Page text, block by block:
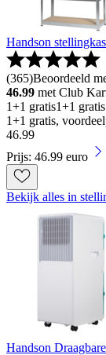
Handson
(365)Beoordeeld
46.99 met Club
1+1 gratis1+1 gratis
1+1 gratis,
46.99
Prijs: 46.99 euro
Bekijk alles in
Handson